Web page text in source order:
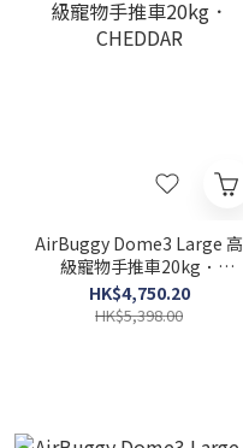
AirBuggy Dome3 Large 高
級寵物手推車20kg．
CHEDDAR
HK$4,750.20
HK$5,398.00